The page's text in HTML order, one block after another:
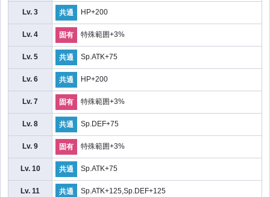
Lv. 3 共通 HP+200
Lv. 4 固有 特殊範囲+3%
Lv. 5 共通 Sp.ATK+75
Lv. 6 共通 HP+200
Lv. 7 固有 特殊範囲+3%
Lv. 8 共通 Sp.DEF+75
Lv. 9 固有 特殊範囲+3%
Lv. 10 共通 Sp.ATK+75
Lv. 11 共通 Sp.ATK+125,Sp.DEF+125